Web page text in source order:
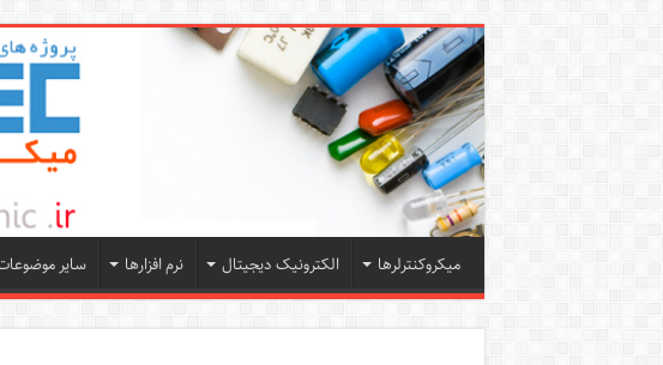
میکروکنترلرها الکترونیک دیجیتال نرم افزارها سایر